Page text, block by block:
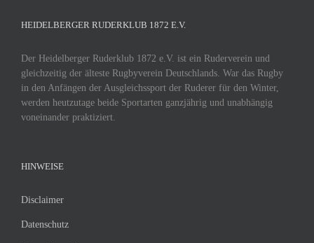
HEIDELBERGER RUDERKLUB 1872 E.V.
Der Heidelberger Ruderklub 1872 e.V. ist ein Ruderverein und
gleichzeitig der älteste Rugbyverein Deutschlands. War das Rugby
in den Anfängen der Ausgleichssport der Ruderer für den Winter,
werden heutzutage beide Sportarten ganzjährig und unabhängig
voneinander praktiziert.
HINWEISE
Disclaimer
Datenschutz